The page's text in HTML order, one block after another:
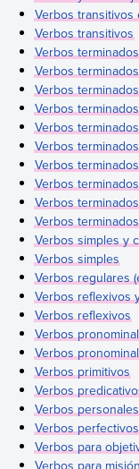
Verbos transitivos
Verbos transitivos
Verbos
Verbos
Verbos
Verbos
Verbos
Verbos
Verbos
Verbos
Verbos
Verbos
Verbos simples y
Verbos simples
Verbos regulares
Verbos reflexivos
Verbos reflexivos
Verbos
Verbos
Verbos primitivos
Verbos
Verbos personales
Verbos perfectivos
Verbos para